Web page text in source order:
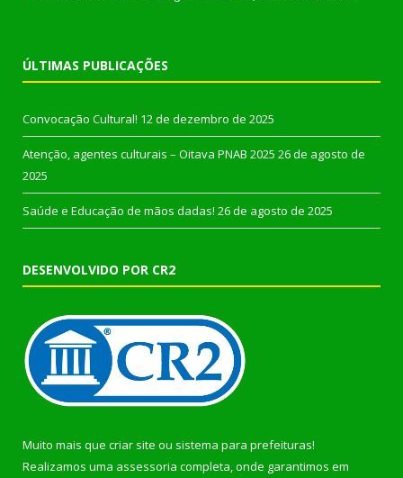
ÚLTIMAS PUBLICAÇÕES
Convocação Cultural! 12 de dezembro de 2025
Atenção, agentes culturais – Oitava PNAB 2025 26 de agosto de
2025
Saúde e Educação de mãos dadas! 26 de agosto de 2025
DESENVOLVIDO POR CR2
Muito mais que criar site ou sistema para prefeituras!
Realizamos uma assessoria completa, onde garantimos em